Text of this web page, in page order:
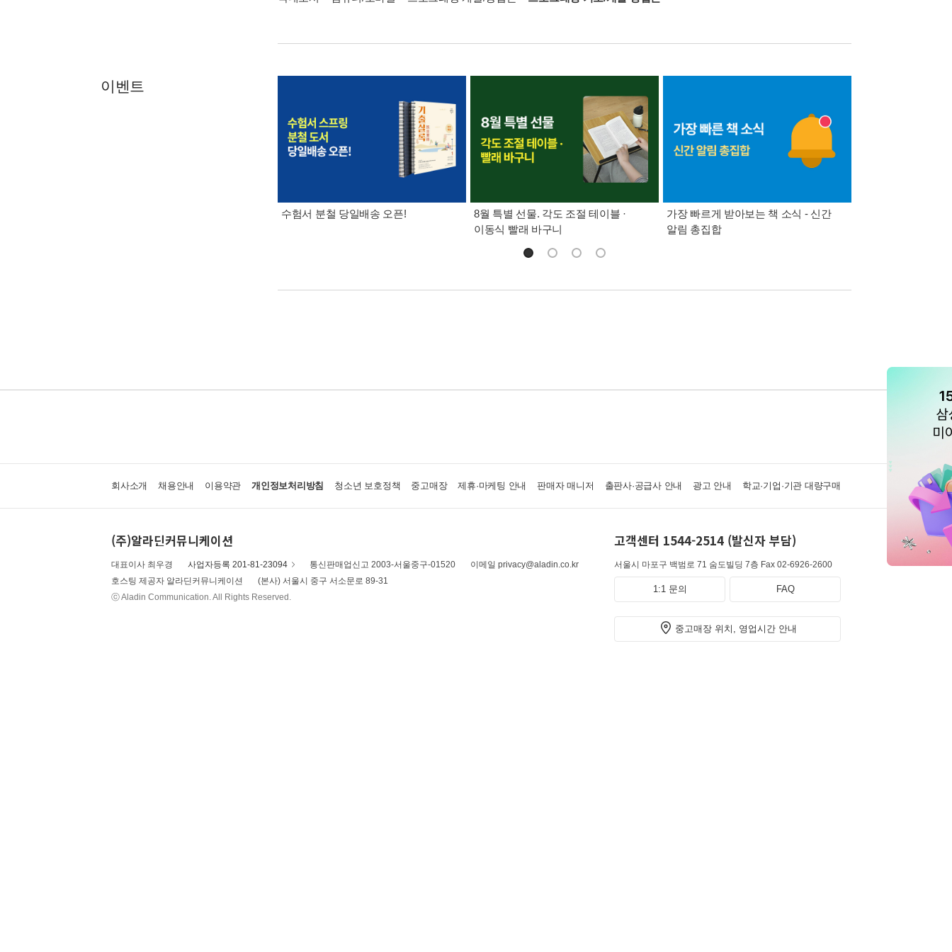
이벤트
수험서 분철 당일배송 오픈!
8월 특별 선물. 각도 조절 테이블 ·
이동식 빨래 바구니
가장 빠르게 받아보는 책 소식 - 신간
알림 총집합
회사소개 채용안내 이용약관 개인정보처리방침 청소년 보호정책 중고매장 제휴·마케팅 안내 판매자 매니저 출판사·공급사 안내 광고 안내 학교·기업·기관 대량구매
(주)알라딘커뮤니케이션
대표이사 최우경 사업자등록 201-81-23094 통신판매업신고 2003-서울중구-01520
이메일 privacy@aladin.co.kr
호스팅 제공자 알라딘커뮤니케이션
(본사) 서울시 중구 서소문로 89-31
ⓒ Aladin Communication. All Rights Reserved.
고객센터 1544-2514 (발신자 부담)
서울시 마포구 백범로 71 숨도빌딩 7층 Fax 02-6926-2600
1:1 문의 FAQ
중고매장 위치, 영업시간 안내